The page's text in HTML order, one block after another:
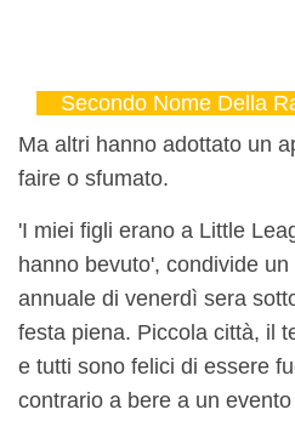
Secondo Nome Della
Ma altri hanno adottato un
faire o sfumato.
'I miei figli erano a Little
hanno bevuto', condivide
annuale di venerdì sera
festa piena. Piccola città, il
e tutti sono felici di essere
contrario a bere a un